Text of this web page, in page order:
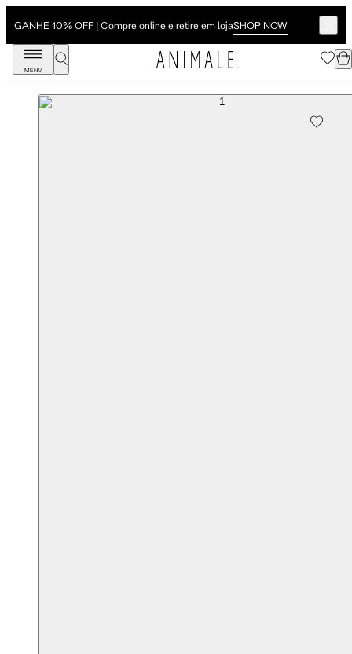
GANHE 10% OFF | Compre online e retire em lojaSHOP NOW
MENU